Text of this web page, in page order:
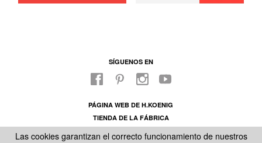
SÍGUENOS EN
PÁGINA WEB DE H.KOENIG
TIENDA DE LA FÁBRICA
Las cookies garantizan el correcto funcionamiento de nuestros